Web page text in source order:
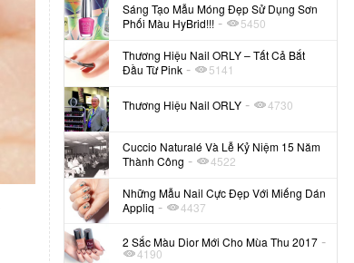
Sáng Tạo Mẫu Móng Đẹp Sử Dụng Sơn
Phối Màu HyBrid!!! - 5450
Thương Hiệu Nail ORLY – Tất Cả Bắt
Đầu Từ Pink - 5141
Thương Hiệu Nail ORLY - 4730
Cuccio Naturalé Và Lễ Kỷ Niệm 15 Năm
Thành Công - 4522
Những Mẫu Nail Cực Đẹp Với Miếng Dán
Appliq- 4437
2 Sắc Màu Dior Mới Cho Mùa Thu 2017 -
4190